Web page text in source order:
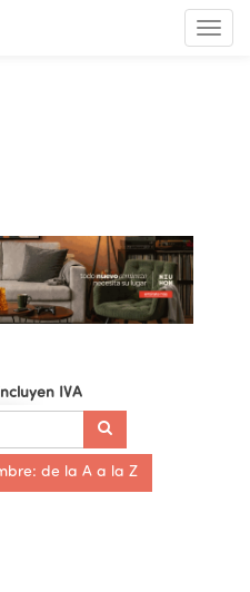
Menú
de
IVA
de la A a la Z